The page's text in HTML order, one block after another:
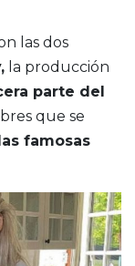
las dos
la producción
parte del
que se
famosas